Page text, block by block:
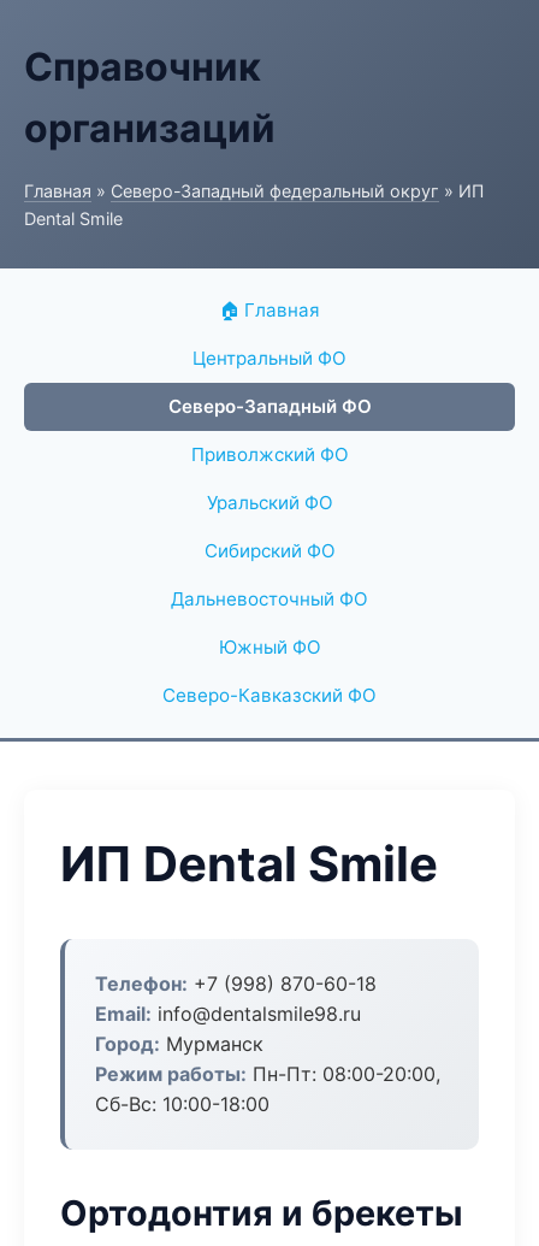
Справочник
организаций
Главная » Северо-Западный федеральный округ » ИП
Dental Smile
🏠 Главная
Центральный ФО
Северо-Западный ФО
Приволжский ФО
Уральский ФО
Сибирский ФО
Дальневосточный ФО
Южный ФО
Северо-Кавказский ФО
ИП Dental Smile
Телефон: +7 (998) 870-60-18
Email: info@dentalsmile98.ru
Город: Мурманск
Режим работы: Пн-Пт: 08:00-20:00,
Сб-Вс: 10:00-18:00
Ортодонтия и брекеты